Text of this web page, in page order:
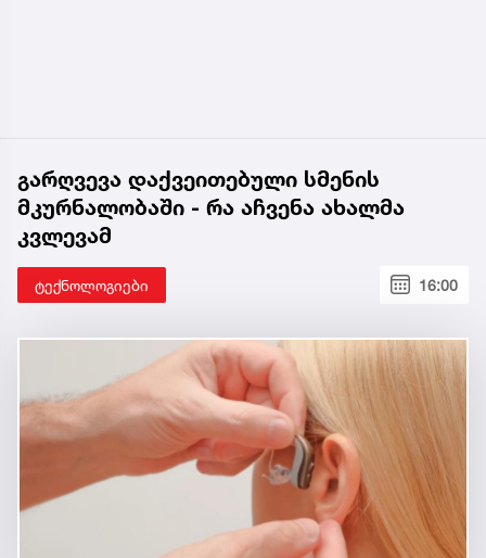
გარღვევა დაქვეითებული სმენის
მკურნალობაში - რა აჩვენა ახალმა
კვლევამ
ტექნოლოგიები 16:00